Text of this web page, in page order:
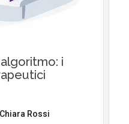
algoritmo: i
Chiara Rossi